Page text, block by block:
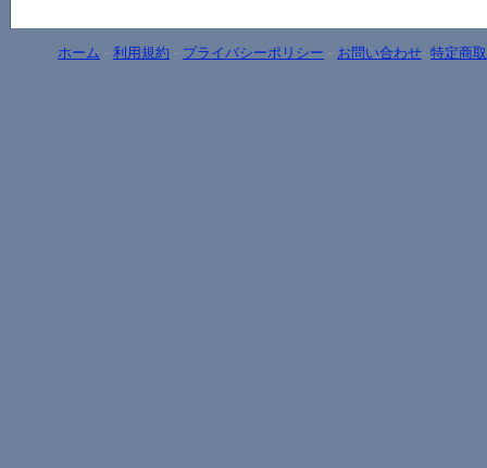
ホーム - 利用規約 - プライバシーポリシー - お問い合わせ- 特定商